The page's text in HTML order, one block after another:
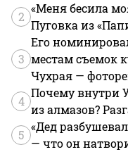
2
«Меня бесила
Пуговка из
3
Его
местам съемок
Чухрая —
4
Почему внутри
из алмазов?
5
«Дед
— что он